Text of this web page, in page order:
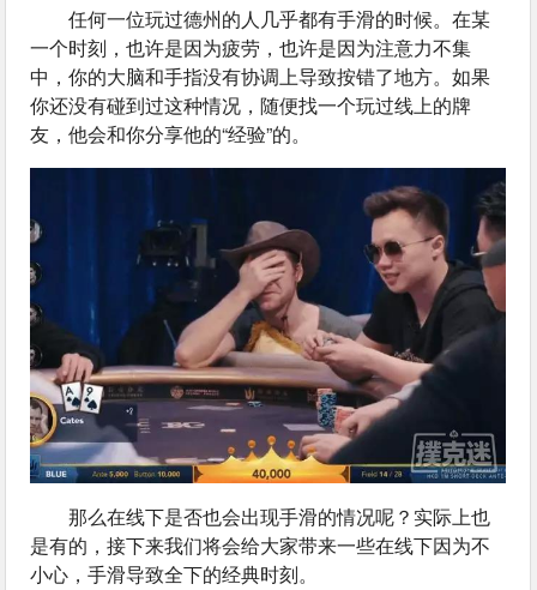
任何一位玩过德州的人几乎都有手滑的时候。在某
一个时刻，也许是因为疲劳，也许是因为注意力不集
中，你的大脑和手指没有协调上导致按错了地方。如果
你还没有碰到过这种情况，随便找一个玩过线上的牌
友，他会和你分享他的“经验”的。
那么在线下是否也会出现手滑的情况呢？实际上也
是有的，接下来我们将会给大家带来一些在线下因为不
小心，手滑导致全下的经典时刻。